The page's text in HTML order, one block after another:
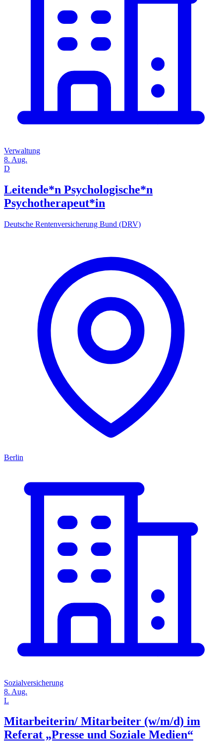
Verwaltung
8. Aug.
D
Leitende*n Psychologische*n
Psychotherapeut*in
Deutsche Rentenversicherung Bund (DRV)
Berlin
Sozialversicherung
8. Aug.
L
Mitarbeiterin/ Mitarbeiter (w/m/d) im
Referat „Presse und Soziale Medien“